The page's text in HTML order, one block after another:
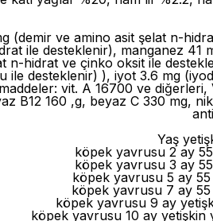
(demir ve amino asit şelat n-
ile desteklenir), manganez
n-hidrat ve çinko oksit ile
ile desteklenir) ), iyot 3.6 mg
vit. A 16700 ve
B12 160 ,g, beyaz C 330 mg,
Yaş
köpek yavrusu 2 ay
köpek yavrusu 3 ay
köpek yavrusu 5 ay
köpek yavrusu 7 ay
köpek yavrusu 9 ay
köpek yavrusu 10 ay yetişkin